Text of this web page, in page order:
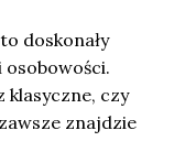
doskonały
osobowości.
klasyczne, czy
znajdzie